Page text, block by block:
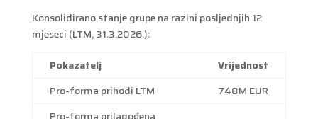
Konsolidirano stanje grupe na razini posljednjih 12
mjeseci (LTM, 31.3.2026.):
Pokazatelj
Vrijednost
Pro-forma prihodi LTM
748M EUR
Pro-forma prilagođena